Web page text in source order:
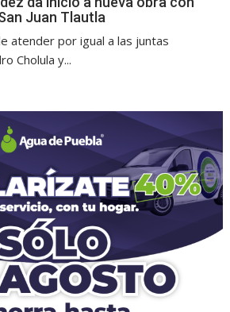
Juan Tlautla
atender por igual a las juntas
Cholula y...